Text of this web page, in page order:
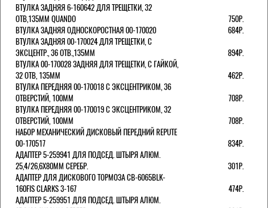
ВТУЛКА ЗАДНЯЯ 6-160642 ДЛЯ ТРЕЩЕТКИ, 32
ОТВ,135ММ QUANDO
750Р.
ВТУЛКА ЗАДНЯЯ ОДНОСКОРОСТНАЯ 00-170020
684Р.
ВТУЛКА ЗАДНЯЯ 00-170024 ДЛЯ ТРЕЩЕТКИ, С
ЭКСЦЕНТР., 36 ОТВ.,135ММ
894Р.
ВТУЛКА 00-170028 ЗАДНЯЯ ДЛЯ ТРЕЩЕТКИ, С ГАЙКОЙ,
32 ОТВ, 135ММ
462Р.
ВТУЛКА ПЕРЕДНЯЯ 00-170018 С ЭКСЦЕНТРИКОМ, 36
ОТВЕРСТИЙ, 100ММ
708Р.
ВТУЛКА ПЕРЕДНЯЯ 00-170019 С ЭКСЦЕНТРИКОМ, 32
ОТВЕРСТИЙ, 100ММ
708Р.
НАБОР МЕХАНИЧЕСКИЙ ДИСКОВЫЙ ПЕРЕДНИЙ REPUTE
00-170517
834Р.
АДАПТЕР 5-259941 ДЛЯ ПОДСЕД. ШТЫРЯ АЛЮМ.
25,4/26,6Х80ММ СЕРЕБР.
301Р.
АДАПТЕР ДЛЯ ДИСКОВОГО ТОРМОЗА CB-6065BLK-
160FIS CLARKS 3-167
474Р.
АДАПТЕР 5-259951 ДЛЯ ПОДСЕД. ШТЫРЯ АЛЮМ.